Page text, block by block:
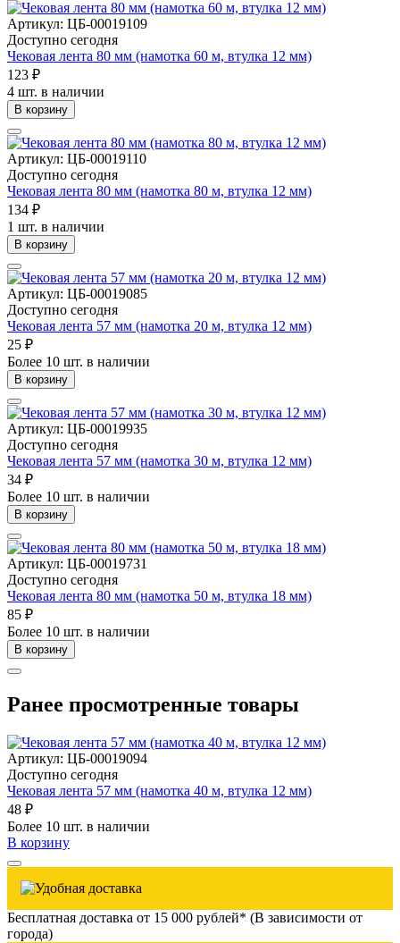
Артикул: ЦБ-00019109
Доступно сегодня
Чековая лента 80 мм (намотка 60 м, втулка 12 мм)
123 ₽
4 шт. в наличии
В корзину
Артикул: ЦБ-00019110
Доступно сегодня
Чековая лента 80 мм (намотка 80 м, втулка 12 мм)
134 ₽
1 шт. в наличии
В корзину
Артикул: ЦБ-00019085
Доступно сегодня
Чековая лента 57 мм (намотка 20 м, втулка 12 мм)
25 ₽
Более 10 шт. в наличии
В корзину
Артикул: ЦБ-00019935
Доступно сегодня
Чековая лента 57 мм (намотка 30 м, втулка 12 мм)
34 ₽
Более 10 шт. в наличии
В корзину
Артикул: ЦБ-00019731
Доступно сегодня
Чековая лента 80 мм (намотка 50 м, втулка 18 мм)
85 ₽
Более 10 шт. в наличии
В корзину
Ранее просмотренные товары
Артикул: ЦБ-00019094
Доступно сегодня
Чековая лента 57 мм (намотка 40 м, втулка 12 мм)
48 ₽
Более 10 шт. в наличии
В корзину
Бесплатная доставка от 15 000 рублей* (В зависимости от
города)